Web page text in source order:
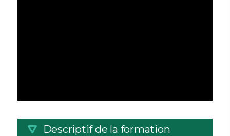
Descriptif de la formation